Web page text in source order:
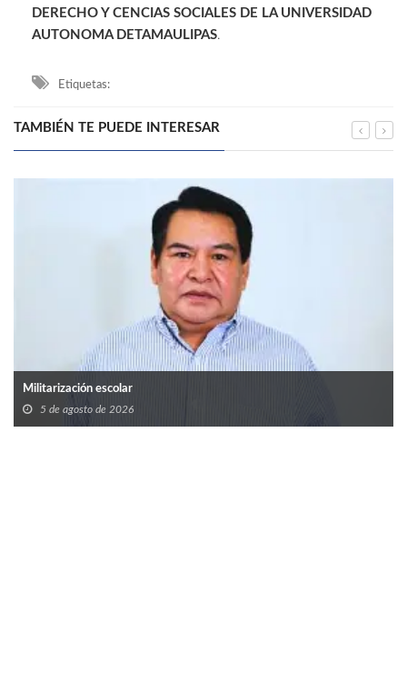
DERECHO Y CENCIAS SOCIALES DE LA UNIVERSIDAD
AUTONOMA DETAMAULIPAS.
Etiquetas:
TAMBIÉN TE PUEDE INTERESAR
Militarización escolar
5 de agosto de 2026